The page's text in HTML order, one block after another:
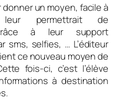
un moyen, facile à
permettrait de
à leur support
sms, selfies, … L’éditeur
ce nouveau moyen de
fois-ci, c’est l’élève
à destination